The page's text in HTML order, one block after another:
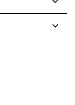
keyboard_arrow_down